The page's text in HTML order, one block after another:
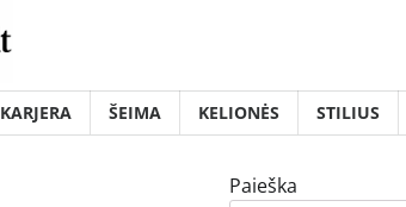
KARJERA ŠEIMA KELIONĖS STILIUS
Paieška